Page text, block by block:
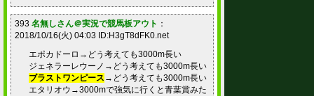
393 名無しさん＠実況で競馬板アウト ：
2018/10/16(火) 04:03 ID:H3gT8dFK0.net
エポカドーロ→どう考えても3000m長い
ジェネラーレウーノ→どう考えても3000m長い
ブラストワンピース →どう考えても3000m長い
エタリオウ→3000mで強気に行くと青葉賞みた